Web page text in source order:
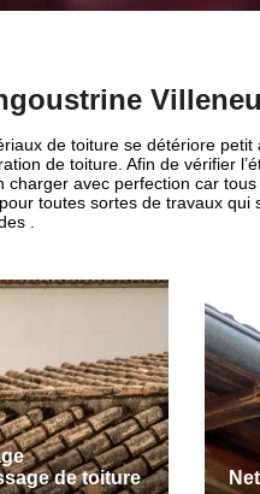
de toiture se détériore petit
de toiture. Afin de vérifier
charger avec perfection car
toutes sortes de travaux qui
.
de toiture